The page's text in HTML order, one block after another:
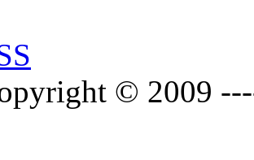
© 2009